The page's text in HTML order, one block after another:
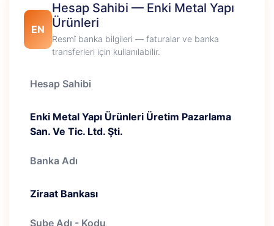
EN
Hesap Sahibi — Enki Metal Yapı
Ürünleri
Resmî banka bilgileri — faturalar ve banka
transferleri için kullanılabilir.
Hesap Sahibi
Enki Metal Yapı Ürünleri Üretim Pazarlama
San. Ve Tic. Ltd. Şti.
Banka Adı
Ziraat Bankası
Şube Adı - Kodu